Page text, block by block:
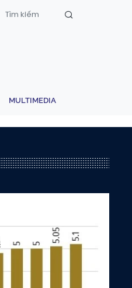
MULTIMEDIA